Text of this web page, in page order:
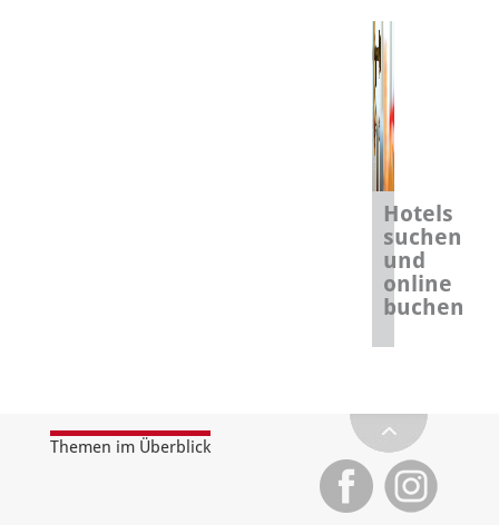
Hotels
suchen
und
online
buchen
Themen im Überblick